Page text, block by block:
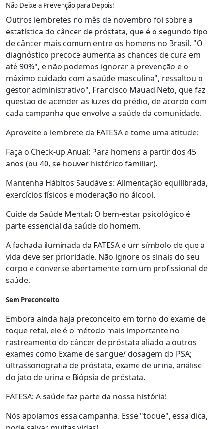
Não Deixe a Prevenção para Depois!
Outros lembretes no mês de novembro foi sobre a
estatística do câncer de próstata, que é o segundo tipo
de câncer mais comum entre os homens no Brasil. "O
diagnóstico precoce aumenta as chances de cura em
até 90%", e não podemos ignorar a prevenção e o
máximo cuidado com a saúde masculina", ressaltou o
gestor administrativo", Francisco Mauad Neto, que faz
questão de acender as luzes do prédio, de acordo com
cada campanha que envolve a saúde da comunidade.
Aproveite o lembrete da FATESA e tome uma atitude:
Faça o Check-up Anual: Para homens a partir dos 45
anos (ou 40, se houver histórico familiar).
Mantenha Hábitos Saudáveis: Alimentação equilibrada,
exercícios físicos e moderação no álcool.
Cuide da Saúde Mental: O bem-estar psicológico é
parte essencial da saúde do homem.
A fachada iluminada da FATESA é um símbolo de que a
vida deve ser prioridade. Não ignore os sinais do seu
corpo e converse abertamente com um profissional de
saúde.
Sem Preconceito
Embora ainda haja preconceito em torno do exame de
toque retal, ele é o método mais importante no
rastreamento do câncer de próstata aliado a outros
exames como Exame de sangue/ dosagem do PSA;
ultrassonografia de próstata, exame de urina, análise
do jato de urina e Biópsia de próstata.
FATESA: A saúde faz parte da nossa história!
Nós apoiamos essa campanha. Esse "toque", essa dica,